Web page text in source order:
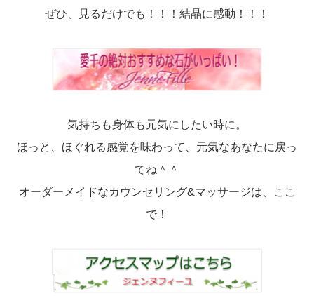
ぜひ、見るだけでも！！！結晶に感動！！！
気持ちも身体も元気にしたい時に。
ほっと、ほぐれる感覚を味わって、元気なあなたに戻っ
てね＾＾
オーダーメイドなカウンセリング&マッサージは、ここ
で！